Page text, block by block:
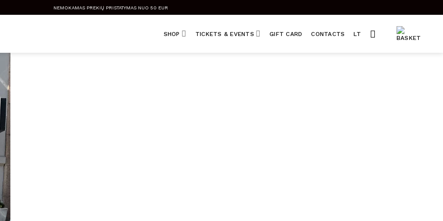
NEMOKAMAS PREKIŲ PRISTATYMAS NUO 50 EUR
SHOP TICKETS & EVENTS GIFT CARD CONTACTS LT